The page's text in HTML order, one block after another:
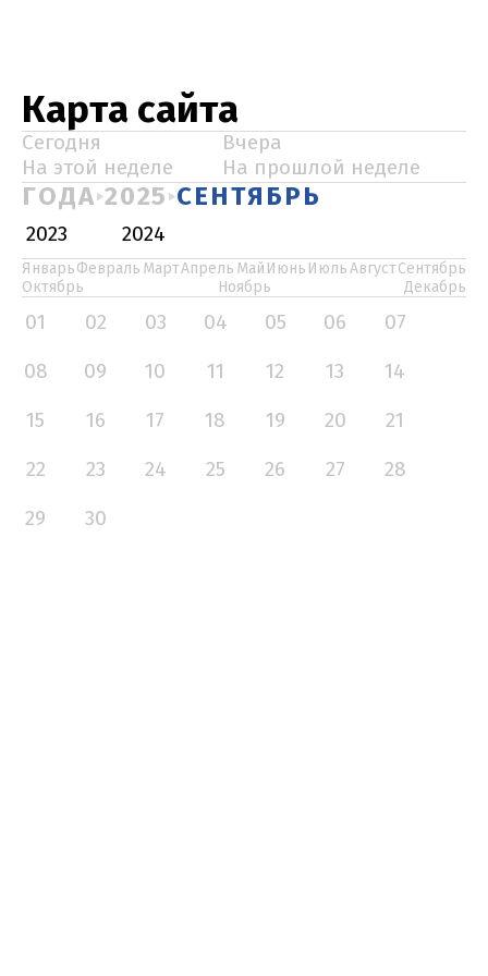
Карта сайта
Сегодня
Вчера
На этой неделе
На прошлой неделе
ГОДА 2025 СЕНТЯБРЬ
2023 2024
ЯнварьФевраль МартАпрель Май Июнь ИюльАвгустСентябрь
Октябрь
Ноябрь Декабрь
01 02 03 04 05 06
07
08
09 10 11 12 13
14
15
16 17 18 19 20
21
22
23 24 25 26 27
28
29
30